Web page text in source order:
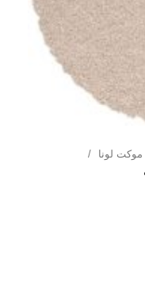
موکت لونا